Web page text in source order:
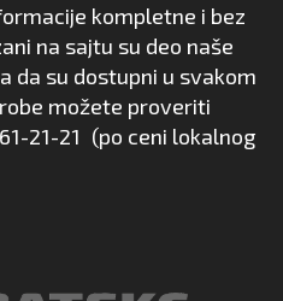
kompletne i bez
na sajtu su deo naše
da su dostupni u svakom
možete proveriti
21-21 (po ceni lokalnog